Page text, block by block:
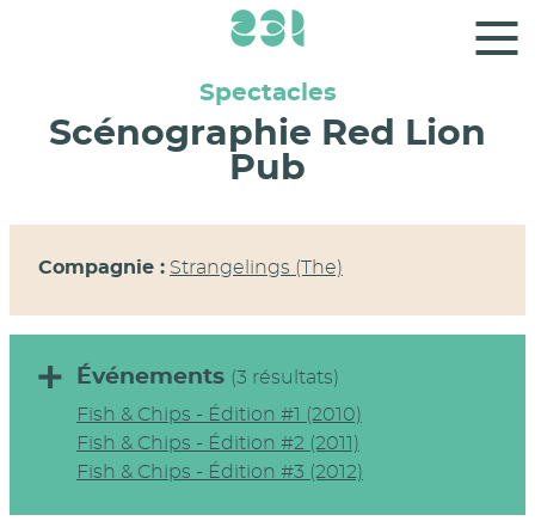
Panneau de gestion des cookies
Spectacles
Scénographie Red Lion
Pub
Compagnie : Strangelings (The)
Événements (3 résultats)
Fish & Chips - Édition #1 (2010)
Fish & Chips - Édition #2 (2011)
Fish & Chips - Édition #3 (2012)